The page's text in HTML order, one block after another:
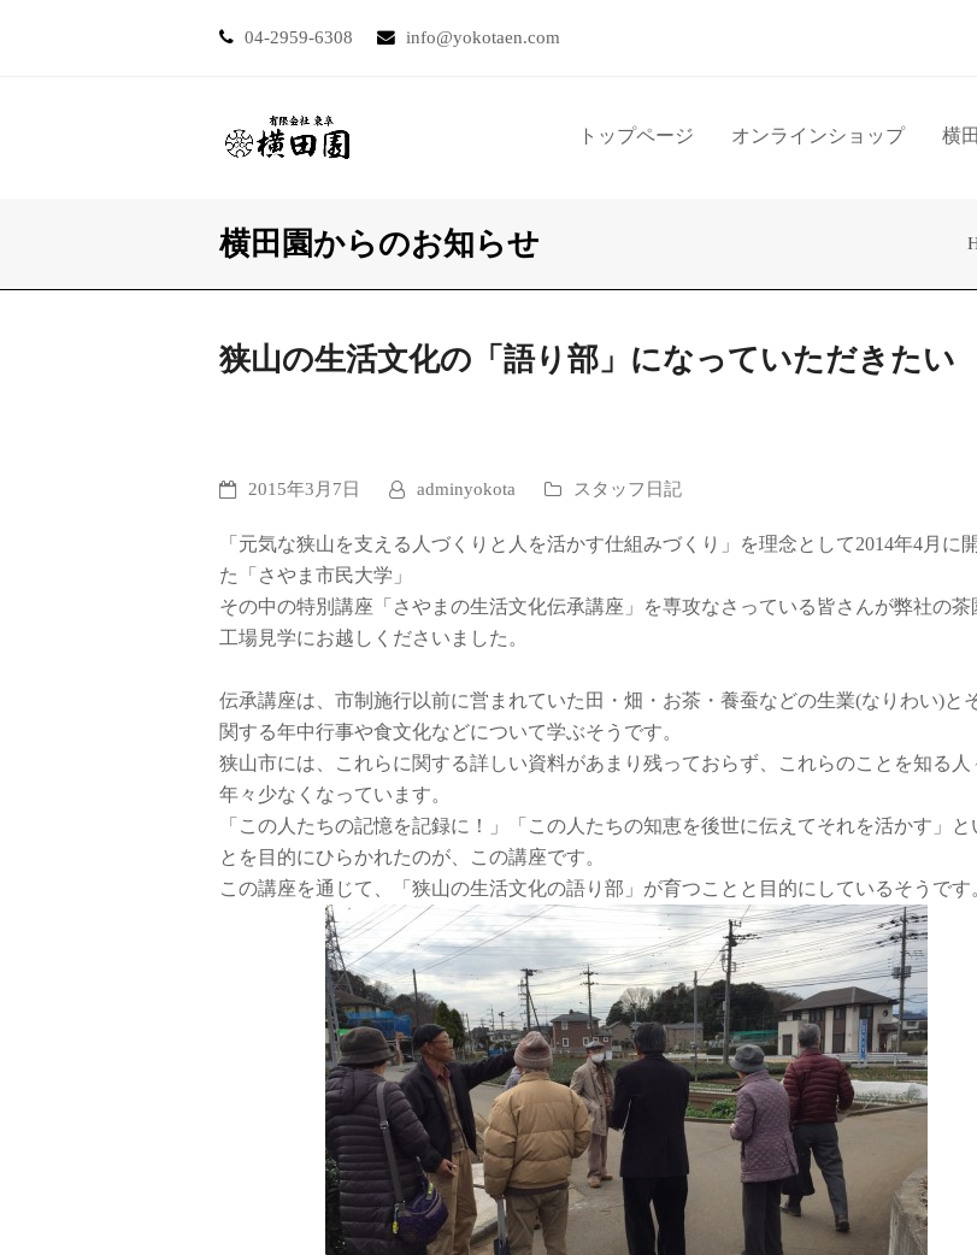
04-2959-6308 info@yokotaen.com
トップページ オンラインショップ 横
横田園からのお知らせ
狭山の生活文化の「語り部」になっていただきたい
2015年3月7日 adminyokota スタッフ日記
「元気な狭山を支える人づくりと人を活かす仕組みづくり」を理念として2014年4月に
た「さやま市民大学」
その中の特別講座「さやまの生活文化伝承講座」を専攻なさっている皆さんが弊社の茶
工場見学にお越しくださいました。
伝承講座は、市制施行以前に営まれていた田・畑・お茶・養蚕などの生業(なりわい)と
関する年中行事や食文化などについて学ぶそうです。
狭山市には、これらに関する詳しい資料があまり残っておらず、これらのことを知る人
年々少なくなっています。
「この人たちの記憶を記録に！」「この人たちの知恵を後世に伝えてそれを活かす」と
とを目的にひらかれたのが、この講座です。
この講座を通じて、「狭山の生活文化の語り部」が育つことと目的にしているそうです